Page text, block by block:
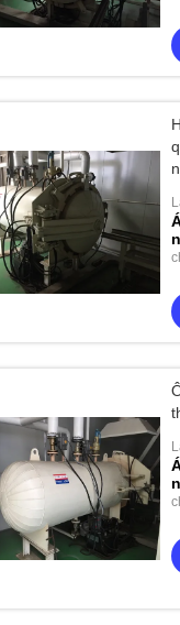
Nồi hấp lưu hóa với
bằng điện và công nghệ
Nhận giá tốt